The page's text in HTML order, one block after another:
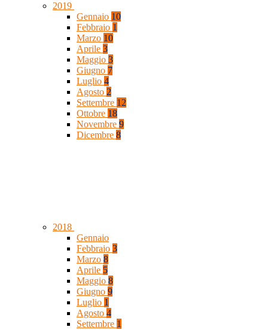
2019
Gennaio 10
Febbraio 1
Marzo 10
Aprile 3
Maggio 3
Giugno 7
Luglio 4
Agosto 2
Settembre 12
Ottobre 18
Novembre 9
Dicembre 8
2018
Gennaio
Febbraio 3
Marzo 8
Aprile 5
Maggio 8
Giugno 9
Luglio 1
Agosto 4
Settembre 1